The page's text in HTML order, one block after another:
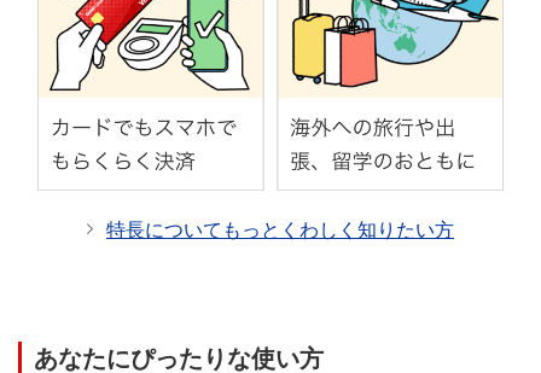
三菱ＵＦＪ-VISAデビットがご利用いただけない加盟
店一覧
（784KB）
三菱ＵＦＪ-JCBデビットがご利用いただけない加盟店
一覧
（470KB）
特長についてもっとくわしく知りたい方
あなたにぴったりな使い方